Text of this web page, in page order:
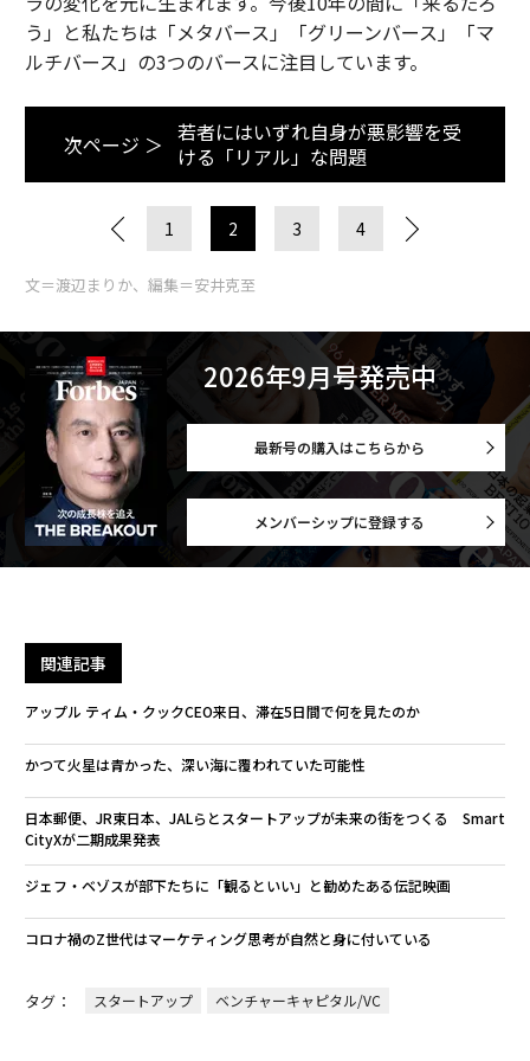
う」と私たちは「メタバース」「グリーンバース」「マ
ルチバース」の3つのバースに注目しています。
次ページ ＞ 若者にはいずれ自身が悪影響を受
ける「リアル」な問題
1 2 3 4
文＝渡辺まりか、編集＝安井克至
2026年9月号発売中
最新号の購入はこちらから
メンバーシップに登録する
関連記事
アップル ティム・クックCEO来日、滞在5日間で何を見たのか
かつて火星は青かった、深い海に覆われていた可能性
日本郵便、JR東日本、JALらとスタートアップが未来の街をつくる Smart
CityXが二期成果発表
ジェフ・ベゾスが部下たちに「観るといい」と勧めたある伝記映画
コロナ禍のZ世代はマーケティング思考が自然と身に付いている
タグ： スタートアップ ベンチャーキャピタル/VC